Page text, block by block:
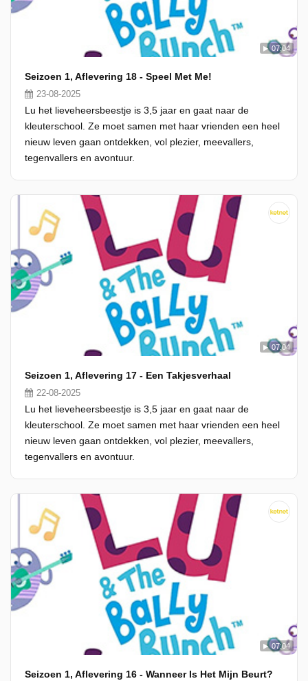
07:04
Seizoen 1, Aflevering 18 - Speel Met Me!
23-08-2025
Lu het lieveheersbeestje is 3,5 jaar en gaat naar de
kleuterschool. Ze moet samen met haar vrienden een heel
nieuw leven gaan ontdekken, vol plezier, meevallers,
tegenvallers en avontuur.
07:04
Seizoen 1, Aflevering 17 - Een Takjesverhaal
22-08-2025
Lu het lieveheersbeestje is 3,5 jaar en gaat naar de
kleuterschool. Ze moet samen met haar vrienden een heel
nieuw leven gaan ontdekken, vol plezier, meevallers,
tegenvallers en avontuur.
07:04
Seizoen 1, Aflevering 16 - Wanneer Is Het Mijn Beurt?